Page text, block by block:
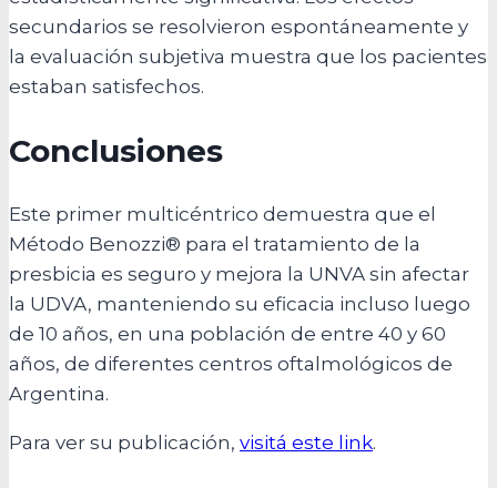
secundarios se resolvieron espontáneamente y
la evaluación subjetiva muestra que los pacientes
estaban satisfechos.
Conclusiones
Este primer multicéntrico demuestra que el
Método Benozzi® para el tratamiento de la
presbicia es seguro y mejora la UNVA sin afectar
la UDVA, manteniendo su eficacia incluso luego
de 10 años, en una población de entre 40 y 60
años, de diferentes centros oftalmológicos de
Argentina.
Para ver su publicación, visitá este link.